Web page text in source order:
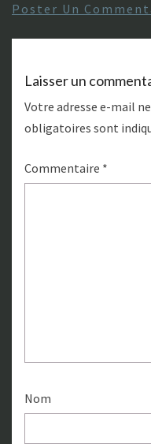
Poster Un
Laisser un
Votre adresse e-mail
obligatoires sont
Commentaire *
Nom